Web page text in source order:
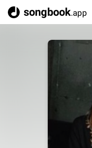
songbook.app